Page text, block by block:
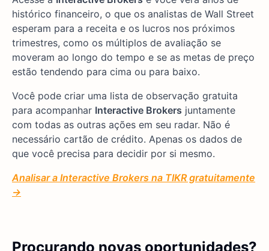
histórico financeiro, o que os analistas de Wall Street
esperam para a receita e os lucros nos próximos
trimestres, como os múltiplos de avaliação se
moveram ao longo do tempo e se as metas de preço
estão tendendo para cima ou para baixo.
Você pode criar uma lista de observação gratuita
para acompanhar Interactive Brokers juntamente
com todas as outras ações em seu radar. Não é
necessário cartão de crédito. Apenas os dados de
que você precisa para decidir por si mesmo.
Analisar a Interactive Brokers na TIKR gratuitamente
→
Procurando novas oportunidades?